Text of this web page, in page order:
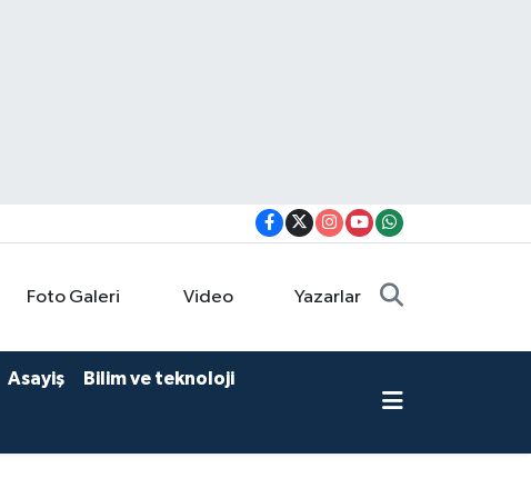
Foto Galeri Video Yazarlar
Asayiş Bilim ve teknoloji